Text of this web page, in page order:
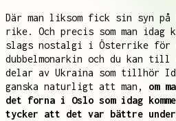
Där man liksom fick sin syn på
rike. Och precis som man idag
slags nostalgi i Österrike för
dubbelmonarkin och du kan till
delar av Ukraina som tillhör
ganska naturligt att man, om
det forna i Oslo som idag
tycker att det var bättre